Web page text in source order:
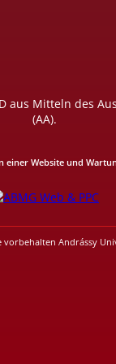
aus Mitteln des
(AA).
vorbehalten Andrássy
einer Website und